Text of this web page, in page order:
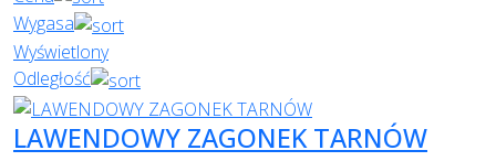
Wygasa
Wyświetlony
Odległość
LAWENDOWY ZAGONEK TARNÓW